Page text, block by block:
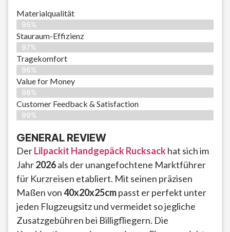
Materialqualität
95%
Stauraum-Effizienz
97%
Tragekomfort
96%
Value for Money
98%
Customer Feedback & Satisfaction​
99%
GENERAL REVIEW
DerLilpackit Handgepäck Rucksackhat sich im
Jahr2026als der unangefochtene Marktführer
für Kurzreisen etabliert. Mit seinen präzisen
Maßen von40x20x25cmpasst er perfekt unter
jeden Flugzeugsitz und vermeidet so jegliche
Zusatzgebühren bei Billigfliegern. Die